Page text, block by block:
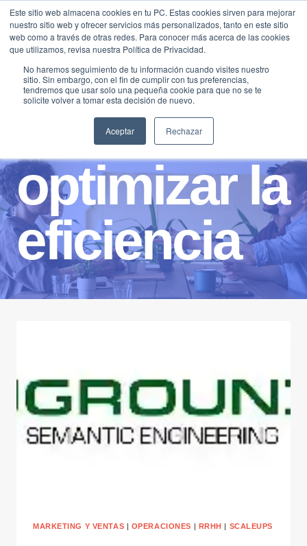
Este sitio web almacena cookies en tu PC. Estas cookies sirven para mejorar
nuestro sitio web y ofrecer servicios más personalizados, tanto en este sitio
web como a través de otras redes. Para conocer más acerca de las cookies
que utilizamos, revisa nuestra Política de Privacidad.
No haremos seguimiento de tu información cuando visites nuestro
sitio. Sin embargo, con el fin de cumplir con tus preferencias,
tendremos que usar solo una pequeña cookie para que no se te
solicite volver a tomar esta decisión de nuevo.
Aceptar Rechazar
Saltar
contenido
optimizar la
eficiencia
MARKETING Y VENTAS | OPERACIONES | RRHH | SCALEUPS
Traducir »